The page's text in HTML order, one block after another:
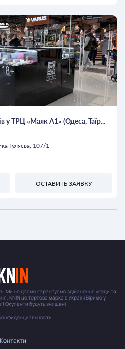
у ТРЦ «Маяк А1» (Одеса, Таїр...
Гуляєва, 107/1
ОСТАВИТЬ ЗАЯВКУ
Ми не даємо гарантуємо здійснення угоди та
KNIN це торгова марка в Україні Віримо у
Окупанти будуть знищені
Контакти